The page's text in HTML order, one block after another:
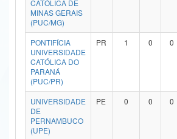
Ministério do Desenvolvimento Regional
Controladoria-Geral da União
Ministério da Mulher, da Família e dos Direitos Humanos
Secretaria de Governo
CATÓLICA DE
MINAS GERAIS
(PUC/MG)
PONTIFÍCIA
UNIVERSIDADE
CATÓLICA DO
PARANÁ
(PUC/PR)
PR 1 0 0
UNIVERSIDADE
DE
PERNAMBUCO
(UPE)
PE 0 0 0